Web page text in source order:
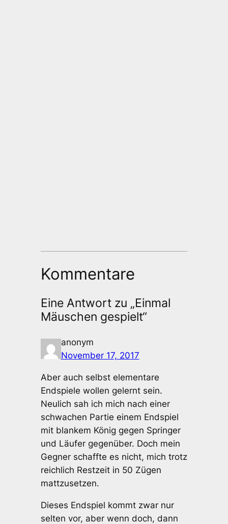
Kommentare
Eine Antwort zu „Einmal
Mäuschen gespielt“
anonym
November 17, 2017
Aber auch selbst elementare
Endspiele wollen gelernt sein.
Neulich sah ich mich nach einer
schwachen Partie einem Endspiel
mit blankem König gegen Springer
und Läufer gegenüber. Doch mein
Gegner schaffte es nicht, mich trotz
reichlich Restzeit in 50 Zügen
mattzusetzen.
Dieses Endspiel kommt zwar nur
selten vor, aber wenn doch, dann